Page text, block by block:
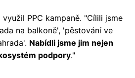
PPC kampaně. "Cílili jsme
na balkoně', 'pěstování ve
Nabídli jsme jim nejen
podpory."